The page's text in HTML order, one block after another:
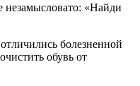
«Найди
болезненной
обувь от